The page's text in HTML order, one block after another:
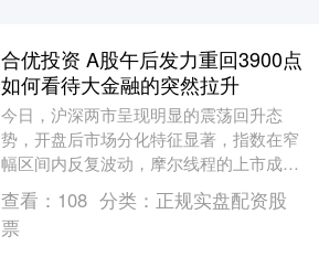
合优投资 A股午后发力重回3900点
如何看待大金融的突然拉升
今日，沪深两市呈现明显的震荡回升态
势，开盘后市场分化特征显著，指数在窄
幅区间内反复波动，摩尔线程的上市成为
盘中焦点，吸引了部分资金的关注。不
过，早盘整体交投氛围....
查看： 108 分类： 正规实盘配资股
票